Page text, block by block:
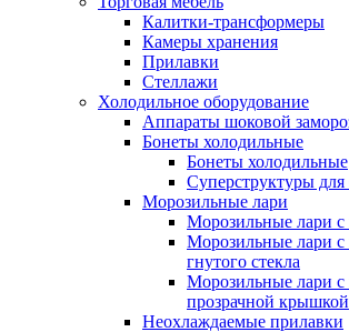
Калитки-трансформеры
Камеры хранения
Прилавки
Стеллажи
Холодильное оборудование
Аппараты шоковой
Бонеты холодильные
Бонеты холодильные
Суперструктуры для
Морозильные лари
Морозильные лари
Морозильные лари
гнутого стекла
Морозильные лари с
прозрачной крышкой
Неохлаждаемые прилавки